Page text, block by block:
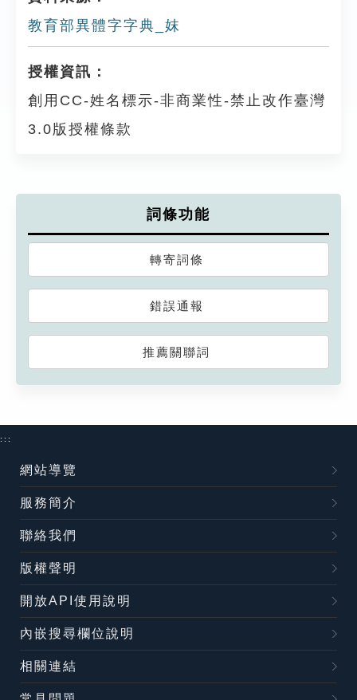
教育部異體字字典_妺
授權資訊：
創用CC-姓名標示-非商業性-禁止改作臺灣
3.0版授權條款
詞條功能
轉寄詞條
錯誤通報
推薦關聯詞
:::
網站導覽
服務簡介
聯絡我們
版權聲明
開放API使用說明
內嵌搜尋欄位說明
相關連結